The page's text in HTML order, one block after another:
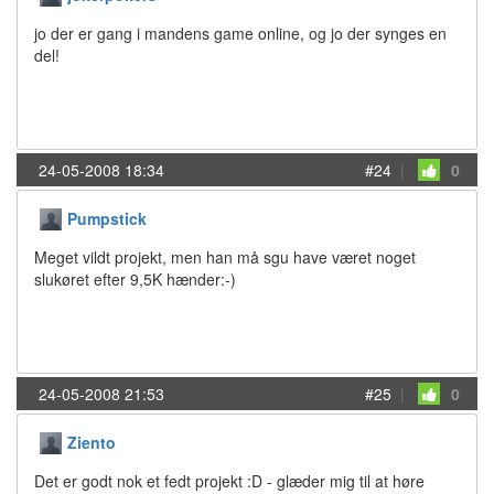
jo der er gang i mandens game online, og jo der synges en
del!
24-05-2008 18:34 #24 | 0
Pumpstick
Meget vildt projekt, men han må sgu have været noget
slukøret efter 9,5K hænder:-)
24-05-2008 21:53 #25 | 0
Ziento
Det er godt nok et fedt projekt :D - glæder mig til at høre